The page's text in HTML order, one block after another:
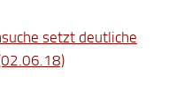
setzt deutliche